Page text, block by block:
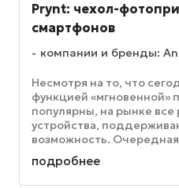
Prynt: чехол-
смартфонов
компании и бренды:
Несмотря на то, что
функцией «мгновенной»
популярны, на рынке все
устройства,
возможность.
этом направлении –
...
подробнее